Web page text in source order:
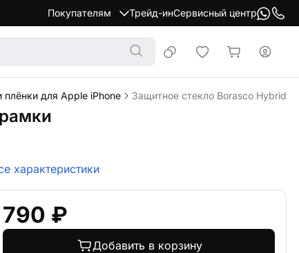
Покупателям Трейд-инСервисный центр
плёнки для Apple iPhone Защитное стекло Borasco Hybrid
характеристики
790 ₽
Добавить в корзину